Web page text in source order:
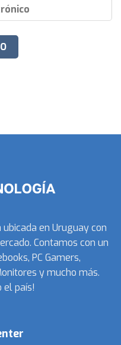
en Uruguay con
Contamos con un
PC Gamers,
y mucho más.
el país!